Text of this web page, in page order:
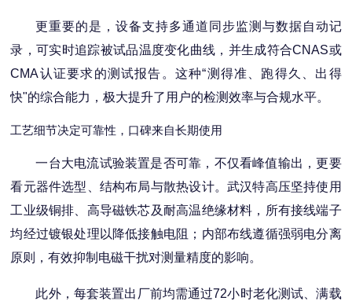
更重要的是，设备支持多通道同步监测与数据自动记
录，可实时追踪被试品温度变化曲线，并生成符合CNAS或
CMA认证要求的测试报告。这种“测得准、跑得久、出得
快"的综合能力，极大提升了用户的检测效率与合规水平。
工艺细节决定可靠性，口碑来自长期使用
一台大电流试验装置是否可靠，不仅看峰值输出，更要
看元器件选型、结构布局与散热设计。武汉特高压坚持使用
工业级铜排、高导磁铁芯及耐高温绝缘材料，所有接线端子
均经过镀银处理以降低接触电阻；内部布线遵循强弱电分离
原则，有效抑制电磁干扰对测量精度的影响。
此外，每套装置出厂前均需通过72小时老化测试、满载